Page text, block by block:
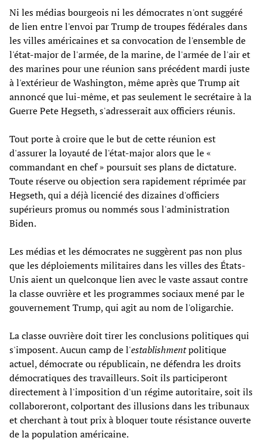
Ni les médias bourgeois ni les démocrates n'ont suggéré
de lien entre l'envoi par Trump de troupes fédérales dans
les villes américaines et sa convocation de l'ensemble de
l'état-major de l'armée, de la marine, de l'armée de l'air et
des marines pour une réunion sans précédent mardi juste
à l'extérieur de Washington, même après que Trump ait
annoncé que lui-même, et pas seulement le secrétaire à la
Guerre Pete Hegseth, s'adresserait aux officiers réunis.
Tout porte à croire que le but de cette réunion est
d'assurer la loyauté de l'état-major alors que le «
commandant en chef » poursuit ses plans de dictature.
Toute réserve ou objection sera rapidement réprimée par
Hegseth, qui a déjà licencié des dizaines d'officiers
supérieurs promus ou nommés sous l'administration
Biden.
Les médias et les démocrates ne suggèrent pas non plus
que les déploiements militaires dans les villes des États-
Unis aient un quelconque lien avec le vaste assaut contre
la classe ouvrière et les programmes sociaux mené par le
gouvernement Trump, qui agit au nom de l'oligarchie.
La classe ouvrière doit tirer les conclusions politiques qui
s'imposent. Aucun camp de l'establishmentpolitique
actuel, démocrate ou républicain, ne défendra les droits
démocratiques des travailleurs. Soit ils participeront
directement à l'imposition d'un régime autoritaire, soit ils
collaboreront, colportant des illusions dans les tribunaux
et cherchant à tout prix à bloquer toute résistance ouverte
de la population américaine.